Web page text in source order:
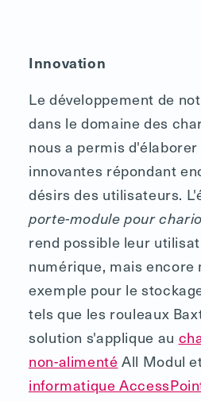
Innovation
Le développement de
dans le domaine des
nous a permis
innovantes répondant
désirs des utilisateurs.
porte-module pour
rend possible leur
numérique, mais encore
exemple pour le
tels que les rouleaux
solution s'applique au
non-alimenté All Modul
informatique